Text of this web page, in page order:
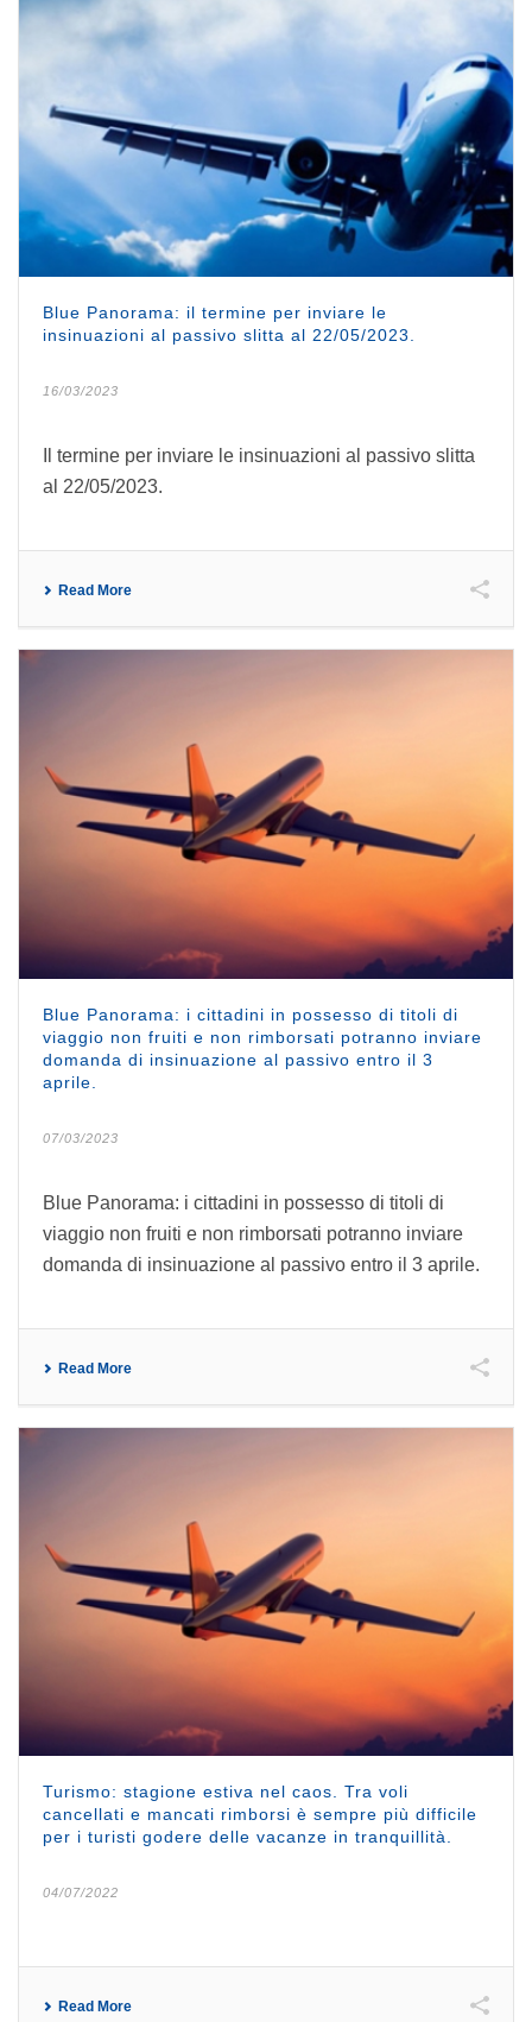
Blue Panorama: il termine per inviare le
insinuazioni al passivo slitta al 22/05/2023.
16/03/2023
Il termine per inviare le insinuazioni al passivo slitta
al 22/05/2023.
Read More
Blue Panorama: i cittadini in possesso di titoli di
viaggio non fruiti e non rimborsati potranno inviare
domanda di insinuazione al passivo entro il 3
aprile.
07/03/2023
Blue Panorama: i cittadini in possesso di titoli di
viaggio non fruiti e non rimborsati potranno inviare
domanda di insinuazione al passivo entro il 3 aprile.
Read More
Turismo: stagione estiva nel caos. Tra voli
cancellati e mancati rimborsi è sempre più difficile
per i turisti godere delle vacanze in tranquillità.
04/07/2022
Read More